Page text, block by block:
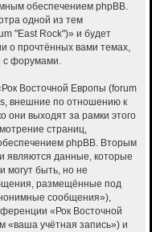
обеспечением phpBB.
одной из тем
"East Rock")» и будет
о прочтённых вами темах,
с форумами.
Восточной Европы (forum
внешние по отношению к
они выходят за рамки этого
страниц,
phpBB. Вторым
являются данные, которые
быть, но не
размещённые под
сообщения»),
«Рок Восточной
«ваша учётная запись») и